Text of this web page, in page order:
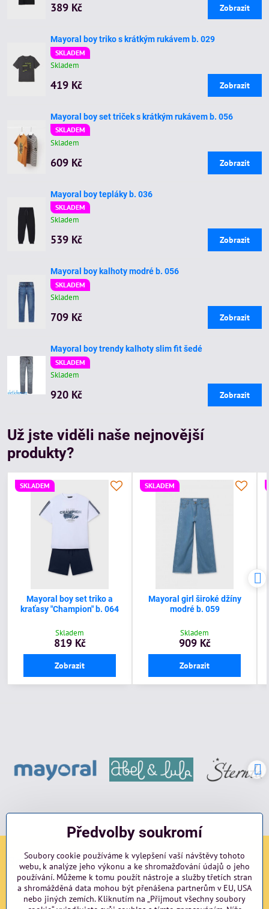
389 Kč Zobrazit
Mayoral boy triko s krátkým rukávem b. 029
SKLADEM
Skladem
419 Kč Zobrazit
Mayoral boy set triček s krátkým rukávem b. 056
SKLADEM
Skladem
609 Kč Zobrazit
Mayoral boy tepláky b. 036
SKLADEM
Skladem
539 Kč Zobrazit
Mayoral boy kalhoty modré b. 056
SKLADEM
Skladem
709 Kč Zobrazit
Mayoral boy trendy kalhoty slim fit šedé
SKLADEM
Skladem
920 Kč Zobrazit
Už jste viděli naše nejnovější
produkty?
SKLADEM
Mayoral boy set triko a
kraťasy "Champion" b. 064
Skladem
819 Kč
Zobrazit
SKLADEM
Mayoral girl široké džíny
modré b. 059
Skladem
909 Kč
Zobrazit
Sociální sítě
Facebook Instagram blog
Předvolby soukromí
Soubory cookie používáme k vylepšení vaší návštěvy tohoto
webu, k analýze jeho výkonu a ke shromažďování údajů o jeho
používání. Můžeme k tomu použít nástroje a služby třetích stran
a shromážděná data mohou být přenášena partnerům v EU, USA
nebo jiných zemích. Kliknutím na „Přijmout všechny soubory